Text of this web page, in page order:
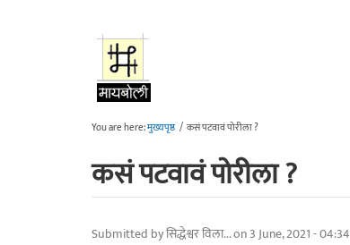
You are here:मुख्यपृष्ठ / कसं पटवावं पोरीला ?
कसं पटवावं पोरीला ?
Submitted byसिद्धेश्वर विला...on 3 June, 2021 - 04:34